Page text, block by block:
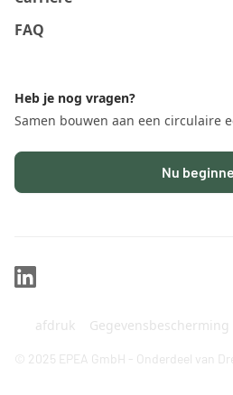
FAQ
Heb je nog vragen?
Samen bouwen aan een circulaire
Nu
© 2025 EPEA GmbH - Onderdeel van
afdruk Gegevensbescherming